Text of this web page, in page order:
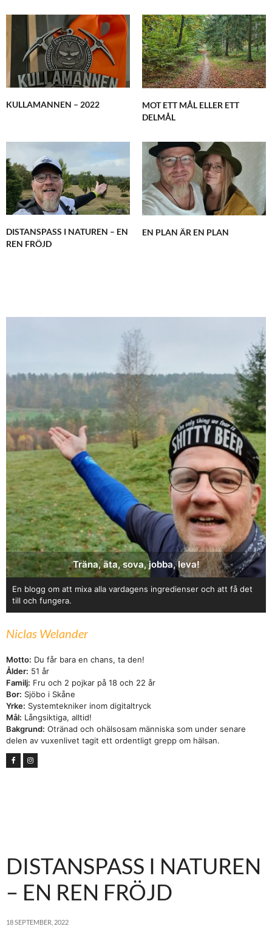
KULLAMANNEN – 2022
MOT ETT MÅL ELLER ETT
DELMÅL
DISTANSPASS I NATUREN – EN
REN FRÖJD
EN PLAN ÄR EN PLAN
Träna, äta, sova, jobba, leva!
En blogg om att mixa alla vardagens ingredienser och att få det
till och fungera.
Niclas Welander
Motto: Du får bara en chans, ta den!
Ålder: 51 år
Familj: Fru och 2 pojkar på 18 och 22 år
Bor: Sjöbo i Skåne
Yrke: Systemtekniker inom digitaltryck
Mål: Långsiktiga, alltid!
Bakgrund: Otränad och ohälsosam människa som under senare
delen av vuxenlivet tagit ett ordentligt grepp om hälsan.
DISTANSPASS I NATUREN
– EN REN FRÖJD
18 SEPTEMBER, 2022